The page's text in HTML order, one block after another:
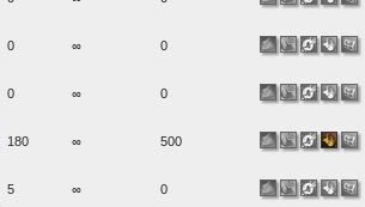
0 ∞ 0
0 ∞ 0
180 ∞ 500
5 ∞ 0